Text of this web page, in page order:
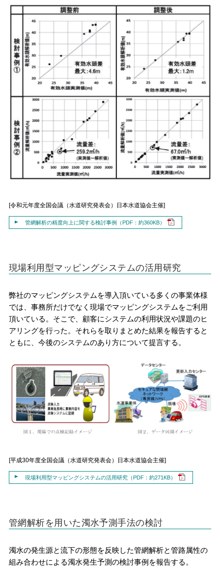
[令和元年度全国会議（水道研究発表会）日本水道協会主催]
管網解析の精度向上に関する検討事例（PDF：約360KB）
現場利用型マッピングシステムの活用研究
弊社のマッピングシステムを導入頂いている多くの事業体様
では、事務所だけでなく現場でマッピングシステムをご利用
頂いている。そこで、顧客にシステムの利用状況や課題のヒ
アリングを行った。それらを取りまとめた結果を報告すると
ともに、今後のシステムのあり方について提言する。
[平成30年度全国会議（水道研究発表会）日本水道協会主催]
現場利用型マッピングシステムの活用研究（PDF：約271KB）
管網解析を用いた濁水予測手法の検討
濁水の発生源と流下の形態を反映した管網解析と管路属性の
組み合わせによる濁水発生予測の検討事例を報告する。